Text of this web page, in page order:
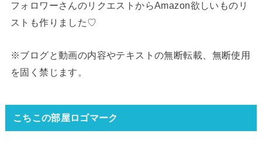
フォロワーさんのリクエストからAmazon欲しいものリ
ストも作りました♡
※ブログと動画の内容やテキストの無断転載、無断使用
を固く禁じます。
こちこの部屋ロゴマーク